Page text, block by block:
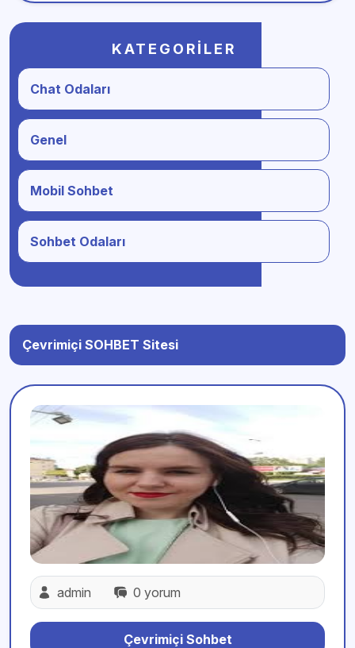
KATEGORILER
Chat Odaları
Genel
Mobil Sohbet
Sohbet Odaları
Çevrimiçi SOHBET Sitesi
admin 0 yorum
Çevrimiçi Sohbet